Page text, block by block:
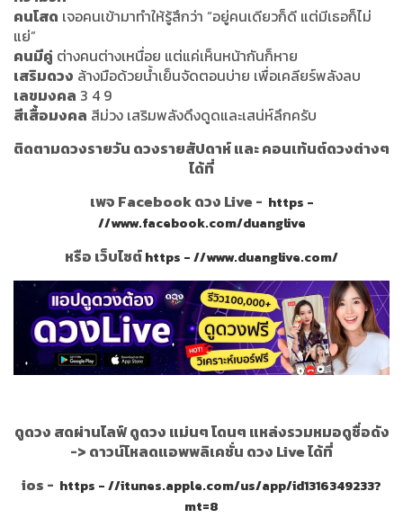
คนโสด เจอคนเข้ามาทำให้รู้สึกว่า “อยู่คนเดียวก็ดี แต่มีเธอก็ไม่
แย่”
คนมีคู่ ต่างคนต่างเหนื่อย แต่แค่เห็นหน้ากันก็หาย
เสริมดวง ล้างมือด้วยน้ำเย็นจัดตอนบ่าย เพื่อเคลียร์พลังลบ
เลขมงคล 3 4 9
สีเสื้อมงคล สีม่วง เสริมพลังดึงดูดและเสน่ห์ลึกครับ
ติดตามดวงรายวัน ดวงรายสัปดาห์ และ คอนเท้นต์ดวงต่างๆ
ได้ที่
เพจ Facebook ดวง Live - https -
//www.facebook.com/duanglive
หรือ เว็บไซต์https - //www.duanglive.com/
ดูดวง สดผ่านไลฟ์ ดูดวง แม่นๆ โดนๆ แหล่งรวมหมอดูชื่อดัง
-> ดาวน์โหลดแอพพลิเคชั่น ดวง Live ได้ที่
ios - https - //itunes.apple.com/us/app/id1316349233?
mt=8